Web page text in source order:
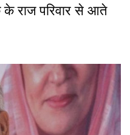
राज परिवार से आते